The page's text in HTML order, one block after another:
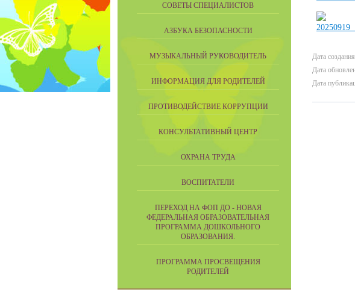
Дата
Дата
Дата
СОВЕТЫ СПЕЦИАЛИСТОВ
АЗБУКА БЕЗОПАСНОСТИ
МУЗЫКАЛЬНЫЙ РУКОВОДИТЕЛЬ
ИНФОРМАЦИЯ ДЛЯ РОДИТЕЛЕЙ
ПРОТИВОДЕЙСТВИЕ КОРРУПЦИИ
КОНСУЛЬТАТИВНЫЙ ЦЕНТР
ОХРАНА ТРУДА
ВОСПИТАТЕЛИ
ПЕРЕХОД НА ФОП ДО - НОВАЯ
ФЕДЕРАЛЬНАЯ ОБРАЗОВАТЕЛЬНАЯ
ПРОГРАММА ДОШКОЛЬНОГО
ОБРАЗОВАНИЯ.
ПРОГРАММА ПРОСВЕЩЕНИЯ
РОДИТЕЛЕЙ